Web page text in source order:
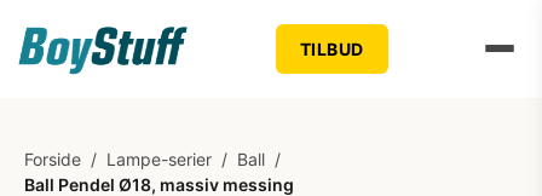
TILBUD
Forside / Lampe-serier / Ball /
Ball Pendel Ø18, massiv messing